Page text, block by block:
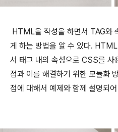
HTML을 작성을 하면서 TAG와
게 하는 방법을 알 수 있다.
서 태그 내의 속성으로 CSS를 사
점과 이를 해결하기 위한 모듈화
점에 대해서 예제와 함께 설명되